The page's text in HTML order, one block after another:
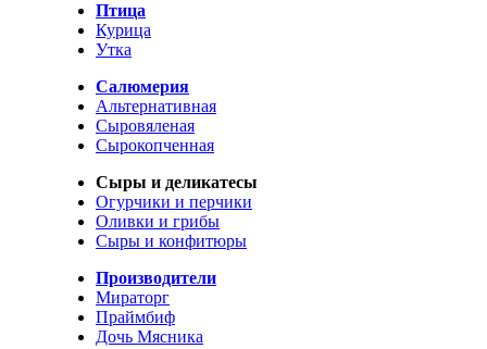
Птица
Курица
Утка
Салюмерия
Альтернативная
Сыровяленая
Сырокопченная
Сыры и деликатесы
Огурчики и перчики
Оливки и грибы
Сыры и конфитюры
Производители
Мираторг
Праймбиф
Дочь Мясника